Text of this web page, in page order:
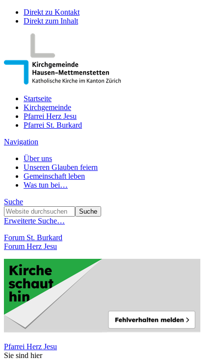
Direkt zu Kontakt
Direkt zum Inhalt
Startseite
Kirchgemeinde
Pfarrei Herz Jesu
Pfarrei St. Burkard
Navigation
Über uns
Unseren Glauben feiern
Gemeinschaft leben
Was tun bei…
Suche
Erweiterte Suche…
Forum St. Burkard
Forum Herz Jesu
Pfarrei Herz Jesu
Sie sind hier